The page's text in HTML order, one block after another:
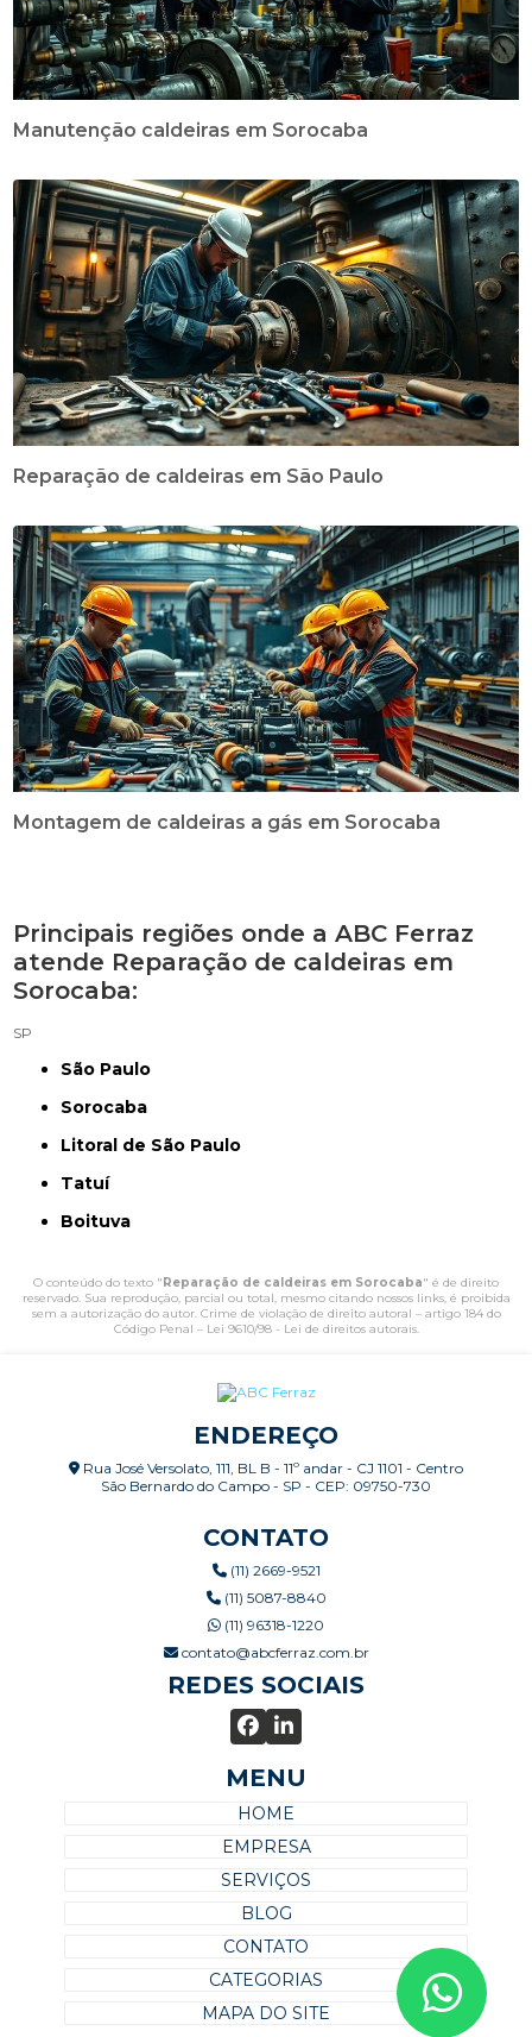
Manutenção caldeiras em Sorocaba
Reparação de caldeiras em São Paulo
Montagem de caldeiras a gás em Sorocaba
Principais regiões onde a ABC Ferraz
atende Reparação de caldeiras em
Sorocaba:
SP
São Paulo
Sorocaba
Litoral de São Paulo
Tatuí
Boituva
O conteúdo do texto "Reparação de caldeiras em Sorocaba" é de direito
reservado. Sua reprodução, parcial ou total, mesmo citando nossos links, é proibida
sem a autorização do autor. Crime de violação de direito autoral – artigo 184 do
Código Penal – Lei 9610/98 - Lei de direitos autorais.
ENDEREÇO
Rua José Versolato, 111, BL B - 11º andar - CJ 1101 - Centro
São Bernardo do Campo - SP - CEP: 09750-730
CONTATO
(11) 2669-9521
(11) 5087-8840
(11) 96318-1220
contato@abcferraz.com.br
REDES SOCIAIS
MENU
HOME
EMPRESA
SERVIÇOS
BLOG
CONTATO
CATEGORIAS
MAPA DO SITE